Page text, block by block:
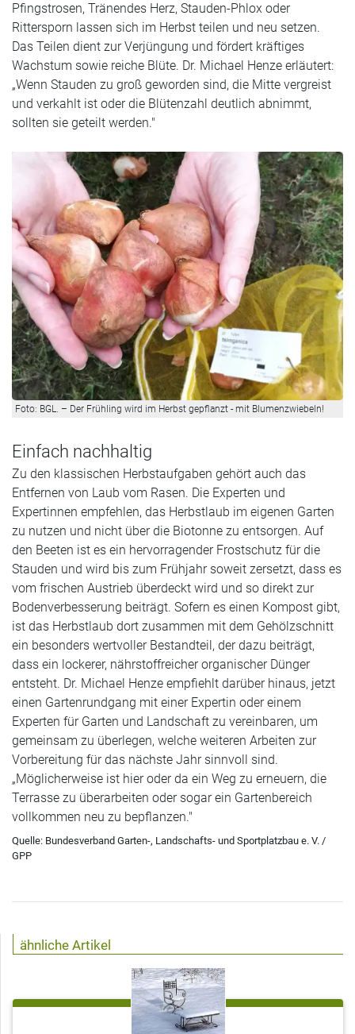
Pfingstrosen, Tränendes Herz, Stauden-Phlox oder
Rittersporn lassen sich im Herbst teilen und neu setzen.
Das Teilen dient zur Verjüngung und fördert kräftiges
Wachstum sowie reiche Blüte. Dr. Michael Henze erläutert:
„Wenn Stauden zu groß geworden sind, die Mitte vergreist
und verkahlt ist oder die Blütenzahl deutlich abnimmt,
sollten sie geteilt werden."
Foto: BGL. – Der Frühling wird im Herbst gepflanzt - mit Blumenzwiebeln!
Einfach nachhaltig
Zu den klassischen Herbstaufgaben gehört auch das
Entfernen von Laub vom Rasen. Die Experten und
Expertinnen empfehlen, das Herbstlaub im eigenen Garten
zu nutzen und nicht über die Biotonne zu entsorgen. Auf
den Beeten ist es ein hervorragender Frostschutz für die
Stauden und wird bis zum Frühjahr soweit zersetzt, dass es
vom frischen Austrieb überdeckt wird und so direkt zur
Bodenverbesserung beiträgt. Sofern es einen Kompost gibt,
ist das Herbstlaub dort zusammen mit dem Gehölzschnitt
ein besonders wertvoller Bestandteil, der dazu beiträgt,
dass ein lockerer, nährstoffreicher organischer Dünger
entsteht. Dr. Michael Henze empfiehlt darüber hinaus, jetzt
einen Gartenrundgang mit einer Expertin oder einem
Experten für Garten und Landschaft zu vereinbaren, um
gemeinsam zu überlegen, welche weiteren Arbeiten zur
Vorbereitung für das nächste Jahr sinnvoll sind.
„Möglicherweise ist hier oder da ein Weg zu erneuern, die
Terrasse zu überarbeiten oder sogar ein Gartenbereich
vollkommen neu zu bepflanzen."
Quelle: Bundesverband Garten-, Landschafts- und Sportplatzbau e. V. /
GPP
ähnliche Artikel